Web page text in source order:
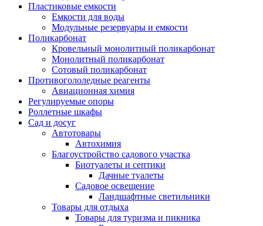
Пластиковые емкости
Емкости для воды
Модульные резервуары и емкости
Поликарбонат
Кровельный монолитный поликарбонат
Монолитный поликарбонат
Сотовый поликарбонат
Противогололедные реагенты
Авиационная химия
Регулируемые опоры
Роллетные шкафы
Сад и досуг
Автотовары
Автохимия
Благоустройство садового участка
Биотуалеты и септики
Дачные туалеты
Садовое освещение
Ландшафтные светильники
Товары для отдыха
Товары для туризма и пикника